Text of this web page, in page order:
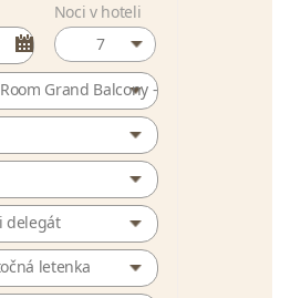
Noci v hoteli
7
Grand Balcony - Mountain View
delegát
letenka